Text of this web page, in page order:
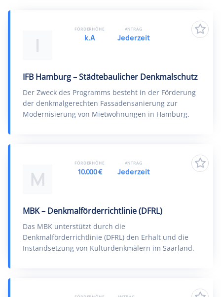
I
IFB Hamburg – Städtebaulicher Denkmalschutz
Der Zweck des Programms besteht in der Förderung
der denkmalgerechten Fassadensanierung zur
Modernisierung von Mietwohnungen in Hamburg.
FÖRDERHÖHE
k.A
ANTRAG
Jederzeit
M
MBK – Denkmalförderrichtlinie (DFRL)
Das MBK unterstützt durch die
Denkmalförderrichtlinie (DFRL) den Erhalt und die
Instandsetzung von Kulturdenkmälern im Saarland.
FÖRDERHÖHE
10.000 €
ANTRAG
Jederzeit